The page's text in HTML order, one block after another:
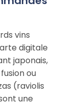
vins
digitale
japonais,
ou
(raviolis
une